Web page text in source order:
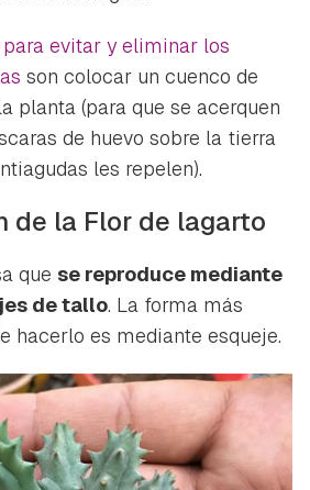
evitar y eliminar los
son colocar un cuenco de
planta (para que se acerquen
de huevo sobre la tierra
les repelen).
de la Flor de lagarto
que se reproduce mediante
de tallo. La forma más
hacerlo es mediante esqueje.